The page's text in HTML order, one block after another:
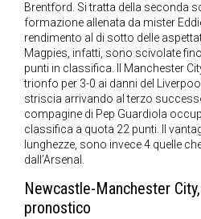
Brentford. Si tratta della seconda
formazione allenata da mister
rendimento al di sotto delle
Magpies, infatti, sono scivolate
punti in classifica. Il Manchester
trionfo per 3-0 ai danni del
striscia arrivando al terzo
compagine di Pep Guardiola
classifica a quota 22 punti. Il
lunghezze, sono invece 4 quelle
dall’Arsenal.
Newcastle-Manchester
pronostico